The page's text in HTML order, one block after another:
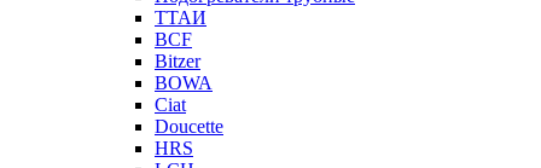
ТТАИ
BCF
Bitzer
BOWA
Ciat
Doucette
HRS